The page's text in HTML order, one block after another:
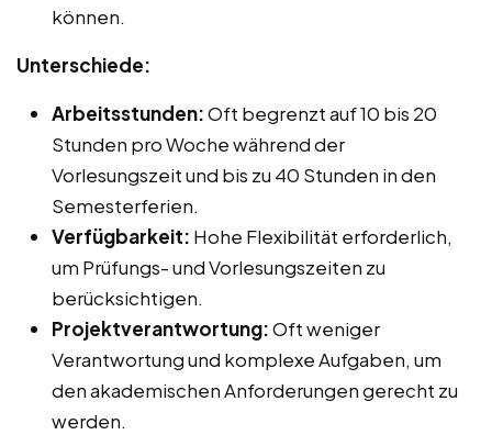
können.
Unterschiede:
Arbeitsstunden:Oft begrenzt auf 10 bis 20
Stunden pro Woche während der
Vorlesungszeit und bis zu 40 Stunden in den
Semesterferien.
Verfügbarkeit: Hohe Flexibilität erforderlich,
um Prüfungs- und Vorlesungszeiten zu
berücksichtigen.
Projektverantwortung:Oft weniger
Verantwortung und komplexe Aufgaben, um
den akademischen Anforderungen gerecht zu
werden.